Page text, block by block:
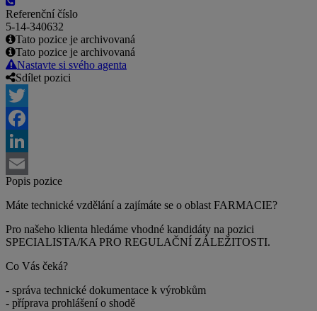
Referenční číslo
5-14-340632
Tato pozice je archivovaná
Tato pozice je archivovaná
Nastavte si svého agenta
Sdílet pozici
Twitter
Facebook
LinkedIn
Email
Popis pozice
Máte technické vzdělání a zajímáte se o oblast FARMACIE?
Pro našeho klienta hledáme vhodné kandidáty na pozici
SPECIALISTA/KA PRO REGULAČNÍ ZÁLEŽITOSTI.
Co Vás čeká?
- správa technické dokumentace k výrobkům
- příprava prohlášení o shodě